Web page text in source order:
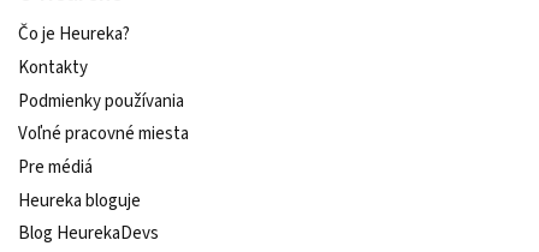
Čo je Heureka?
Kontakty
Podmienky používania
Voľné pracovné miesta
Pre médiá
Heureka bloguje
Blog HeurekaDevs